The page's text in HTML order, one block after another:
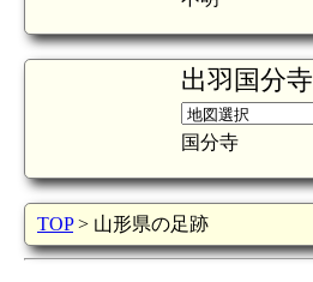
出羽国分寺
国分寺
TOP> 山形県の足跡